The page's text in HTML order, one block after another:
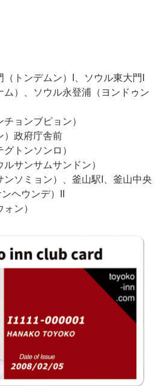
（トンデムン）I、ソウル東大門I
ム）、ソウル永登浦（ヨンドゥン
ョンブピョン）
）政府庁舎前
トンソンロ）
サンサムサンドン）
ンソミョン）、釜山駅I、釜山中央
ヘウンデ）II
ン）